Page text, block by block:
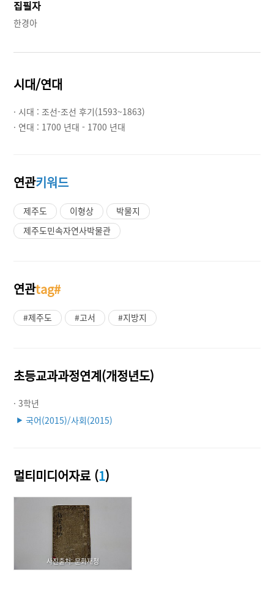
집필자
한경아
시대/연대
· 시대 : 조선-조선 후기(1593~1863)
· 연대 : 1700 년대 - 1700 년대
연관키워드
제주도 이형상
박물지
제주도민속자연사박물관
연관tag#
#제주도 #고서 #지방지
초등교과과정연계(개정년도)
· 3학년
▶ 국어(2015)/사회(2015)
멀티미디어자료 (1)
사진출처: 문화재청